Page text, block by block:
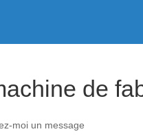
de
moi un message